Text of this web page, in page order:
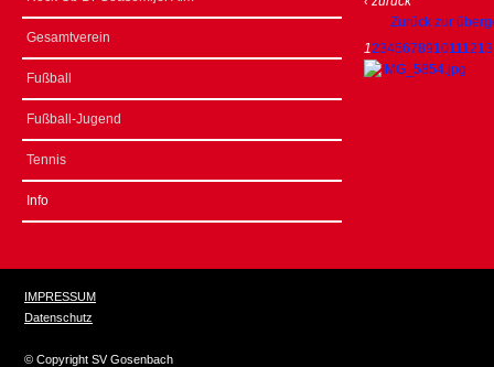
Gesamtverein
Fußball
Fußball-Jugend
Tennis
Info
Zurück zur
12345678910111213
IMPRESSUM
Datenschutz
© Copyright SV Gosenbach